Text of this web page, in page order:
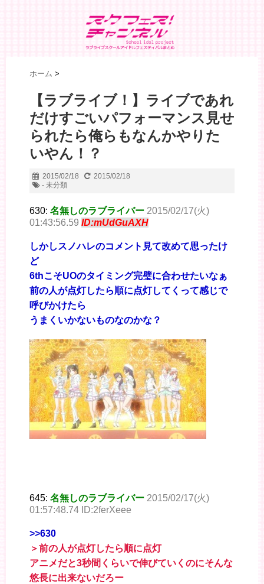
ホーム >
【ラブライブ！】ライブであれ
だけすごいパフォーマンス見せ
られたら俺らもなんかやりた
いやん！？
2015/02/18
2015/02/18
- 未分類
630: 名無しのラブライバー 2015/02/17(火)
01:43:56.59 ID:mUdGuAXH
しかしスノハレのコメント見て改めて思ったけ
ど
6thこそUOのタイミング完璧に合わせたいなぁ
前の人が点灯したら順に点灯してくって感じで
呼びかけたら
うまくいかないものなのかな？
645: 名無しのラブライバー 2015/02/17(火)
01:57:48.74 ID:2ferXeee
>>630
＞前の人が点灯したら順に点灯
アニメだと3秒間くらいで伸びていくのにそんな
悠長に出来ないだろー